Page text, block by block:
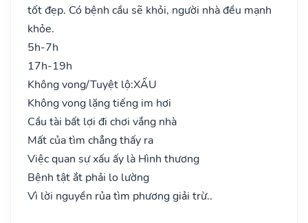
tốt đẹp. Có bệnh cầu sẽ khỏi, người nhà đều mạnh
khỏe.
5h-7h
17h-19h
Không vong/Tuyệt lộ:XẤU
Không vong lặng tiếng im hơi
Cầu tài bất lợi đi chơi vắng nhà
Mất của tìm chẳng thấy ra
Việc quan sự xấu ấy là Hình thương
Bệnh tật ắt phải lo lường
Vì lời nguyền rủa tìm phương giải trừ..